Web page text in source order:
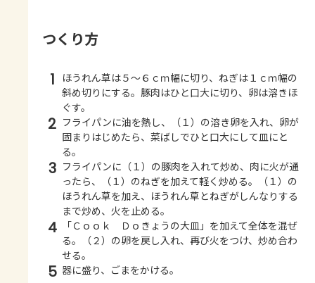
つくり方
1
ほうれん草は５～６ｃｍ幅に切り、ねぎは１ｃｍ幅の
斜め切りにする。豚肉はひと口大に切り、卵は溶きほ
ぐす。
2 フライパンに油を熱し、（１）の溶き卵を入れ、卵が
固まりはじめたら、菜ばしでひと口大にして皿にと
る。
3 フライパンに（１）の豚肉を入れて炒め、肉に火が通
ったら、（１）のねぎを加えて軽く炒める。（１）の
ほうれん草を加え、ほうれん草とねぎがしんなりする
まで炒め、火を止める。
4
「Ｃｏｏｋ Ｄｏきょうの大皿」を加えて全体を混ぜ
る。（２）の卵を戻し入れ、再び火をつけ、炒め合わ
せる。
5 器に盛り、ごまをかける。